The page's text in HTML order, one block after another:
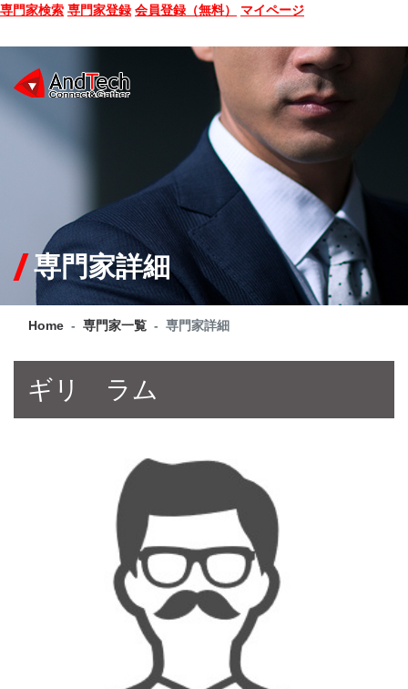
専門家検索 専門家登録 会員登録（無料） マイページ
CONSULTING
SERVICE
COMPANY
Q&A
専門家詳細
Home 専門家一覧 専門家詳細
ギリ ラム